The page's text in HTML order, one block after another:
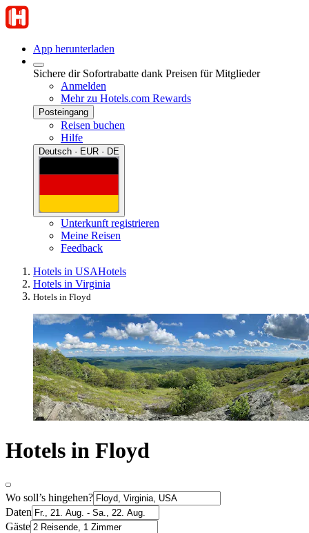
App herunterladen
Sichere dir Sofortrabatte dank Preisen für Mitglieder
Anmelden
Mehr zu Hotels.com Rewards
Posteingang
Reisen buchen
Hilfe
Deutsch · EUR · DE
Unterkunft registrieren
Meine Reisen
Feedback
Hotels in USAHotels
Hotels in Virginia
Hotels in Floyd
Hotels in Floyd
Wo soll’s hingehen?
Daten
Gäste